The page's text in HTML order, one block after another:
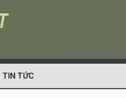
TIN TỨC